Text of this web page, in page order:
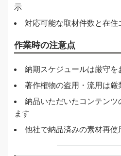
示
対応可能な取材件数と在
作業時の注意点
納期スケジュールは厳守を
著作権物の盗用・流用は厳
納品いただいたコンテンツ
ます
他社で納品済みの素材再